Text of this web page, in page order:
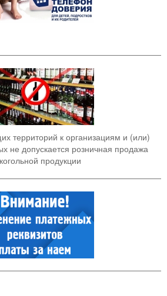
территорий к организациям и (или)
не допускается розничная продажа
продукции